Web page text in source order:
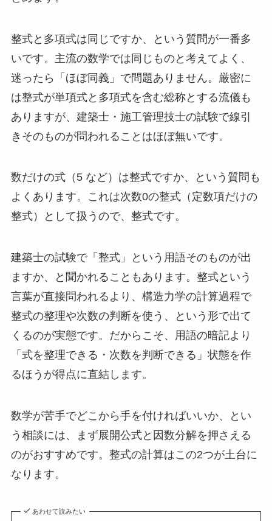
整式と多項式は同じですか、という質問が一番多
いです。主流の数学では同じものと考えてよく、
迷ったら「ほぼ同義」で問題ありません。厳密に
は整式が単項式と多項式を含む総称とする流儀も
ありますが、建築士・施工管理技士の試験で線引
きそのものが問われることはほぼ無いです。
数だけの式（5 など）は整式ですか、という質問も
よくあります。これは次数0の整式（定数項だけの
整式）として扱うので、整式です。
建築士の試験で「整式」という用語そのものが出
ますか、と聞かれることもあります。整式という
言葉が直接問われるより、構造力学の計算過程で
整式の整理や次数の判断を使う、という形で出て
くるのが実態です。だからこそ、用語の暗記より
「式を整理できる・次数を判断できる」状態を作
るほうが得点に直結します。
数学が苦手でどこから手を付ければいいか、とい
う相談には、まず展開公式と因数分解を押さえる
のがおすすめです。整式の計算はこの2つが土台に
なります。
あわせて読みたい